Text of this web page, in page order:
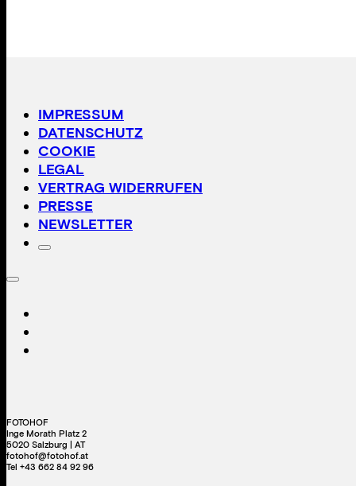
IMPRESSUM
DATENSCHUTZ
COOKIE
LEGAL
VERTRAG WIDERRUFEN
PRESSE
NEWSLETTER
FOTOHOF
Inge Morath Platz 2
5020 Salzburg | AT
fotohof@fotohof.at
Tel +43 662 84 92 96